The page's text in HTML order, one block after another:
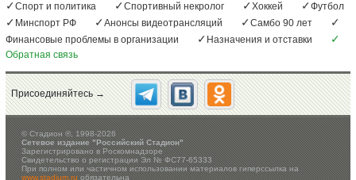
Спорт и политика
Спортивный некролог Хоккей
Футбол
Минспорт РФ
Анонсы видеотрансляций
Самбо 90 лет
Финансовые проблемы в организации
Назначения и отставки
Обратная связь
Присоединяйтесь →
©Стадион ®, 1998-2026
Сетевое издание "Российский Стадион"
Зарегистрировано в Роскомнадзоре
Свидетельство о регистрации Эл № ФС77-65333
При полном или частичном использовании материалов гиперссылка на
www.stadium.ruобязательна